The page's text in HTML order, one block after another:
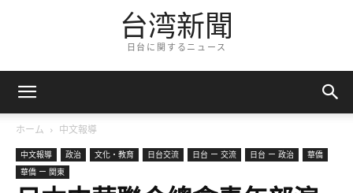
台湾新聞
日台に関するニュース
ホーム 中文報導
中文報導 政治 文化・教育 日台交流 日台 ー 交流 日台 ー 政治
華僑
華僑 ー 関東